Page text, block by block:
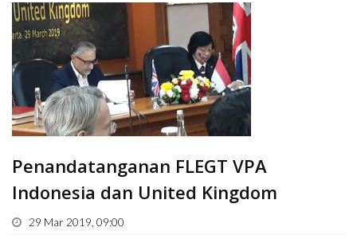
Penandatanganan FLEGT VPA
Indonesia dan United Kingdom
29 Mar 2019, 09:00